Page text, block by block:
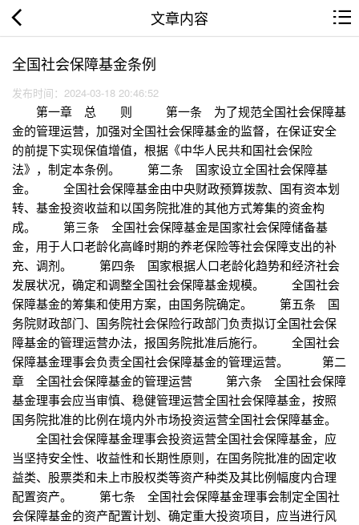
文章内容
全国社会保障基金条例
发布时间：2024-03-18 20:46:52
第一章 总 则 第一条 为了规范全国社会保障基
金的管理运营，加强对全国社会保障基金的监督，在保证安全
的前提下实现保值增值，根据《中华人民共和国社会保险
法》，制定本条例。 第二条 国家设立全国社会保障基
金。 全国社会保障基金由中央财政预算拨款、国有资本划
转、基金投资收益和以国务院批准的其他方式筹集的资金构
成。 第三条 全国社会保障基金是国家社会保障储备基
金，用于人口老龄化高峰时期的养老保险等社会保障支出的补
充、调剂。 第四条 国家根据人口老龄化趋势和经济社会
发展状况，确定和调整全国社会保障基金规模。 全国社会
保障基金的筹集和使用方案，由国务院确定。 第五条 国
务院财政部门、国务院社会保险行政部门负责拟订全国社会保
障基金的管理运营办法，报国务院批准后施行。 全国社会
保障基金理事会负责全国社会保障基金的管理运营。 第二
章 全国社会保障基金的管理运营 第六条 全国社会保障
基金理事会应当审慎、稳健管理运营全国社会保障基金，按照
国务院批准的比例在境内外市场投资运营全国社会保障基金。
全国社会保障基金理事会投资运营全国社会保障基金，应
当坚持安全性、收益性和长期性原则，在国务院批准的固定收
益类、股票类和未上市股权类等资产种类及其比例幅度内合理
配置资产。 第七条 全国社会保障基金理事会制定全国社
会保障基金的资产配置计划、确定重大投资项目，应当进行风